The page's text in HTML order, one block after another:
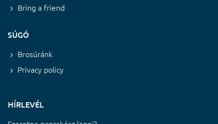
Bring a friend
SÚGÓ
Brosúránk
Privacy policy
HÍRLEVÉL